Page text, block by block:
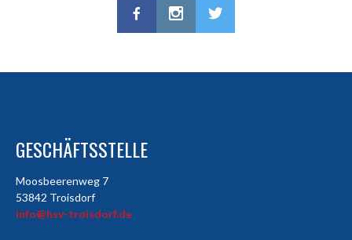
GESCHÄFTSSTELLE
Moosbeerenweg 7
53842 Troisdorf
info@hsv-troisdorf.de